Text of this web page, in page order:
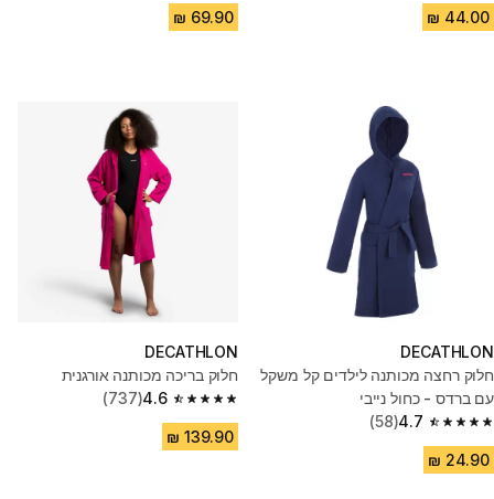
DECATHLON
חלוק רחצה מכותנה לילדים קל משקל
עם ברדס - כחול נייבי
4.7
4.7 out of 5 stars from 58 reviews
(58)
DECATHLON
חלוק בריכה מכותנה אורגנית
4.6
4.6 out of 5 stars from 737 reviews
(737)